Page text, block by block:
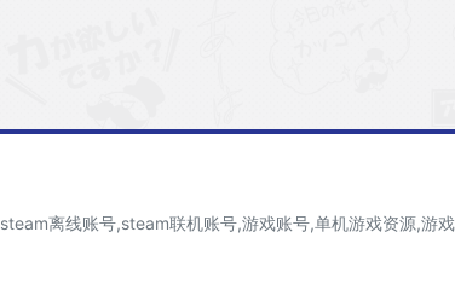
离线账号,steam联机账号,游戏账号,单机游戏资源,游